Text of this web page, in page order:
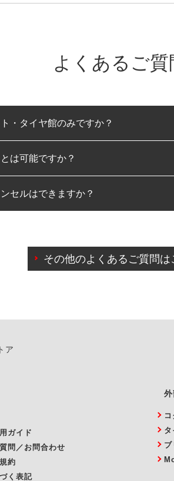
よくあるご質
・タイヤ館のみですか？
なります。
は可能ですか？
能です。
セルはできますか？
よりご予約のキャンセルをご希望の際
その他のよくあるご質問は
ア
ガイド
問／お問合わせ
約
く表記
外
タ